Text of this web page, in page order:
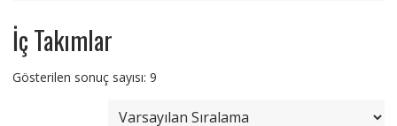
İç Takımlar
Gösterilen sonuç sayısı: 9